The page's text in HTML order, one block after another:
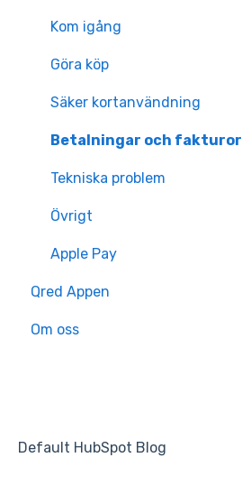
Utbetalning
Ansökningsstatus
Återbetalning
Dokument
Kostnader
Tekniska problem
Övrigt
Fullmakt
Kom igång
Göra köp
Säker kortanvändning
Betalningar och fakturor
Tekniska problem
Övrigt
Apple Pay
Qred Appen
Kom igång
Om oss
Default HubSpot Blog